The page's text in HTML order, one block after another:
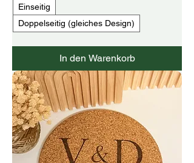
Einseitig
Doppelseitig (gleiches Design)
In den Warenkorb